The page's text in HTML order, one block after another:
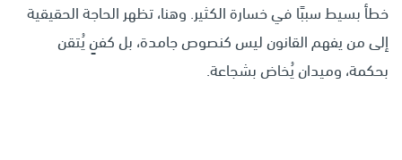
خطأ بسيط سببًا في خسارة الكثير. وهنا، تظهر الحاجة الحقيقية
إلى من يفهم القانون ليس كنصوص جامدة، بل كفنٍ يُتقن
بحكمة، وميدان يُخاض بشجاعة.